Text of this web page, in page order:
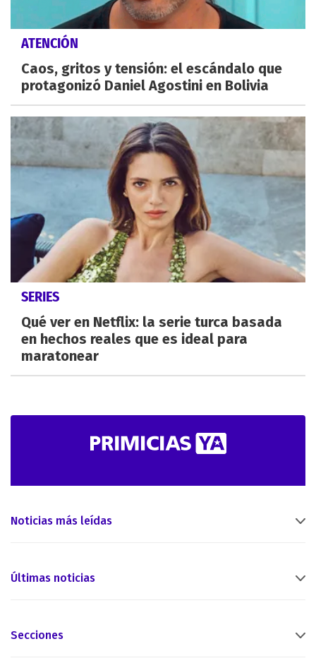
ATENCIÓN
Caos, gritos y tensión: el escándalo que
protagonizó Daniel Agostini en Bolivia
SERIES
Qué ver en Netflix: la serie turca basada
en hechos reales que es ideal para
maratonear
Noticias más leídas
Últimas noticias
Secciones